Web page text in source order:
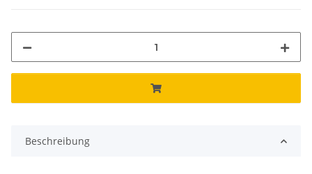
Beschreibung